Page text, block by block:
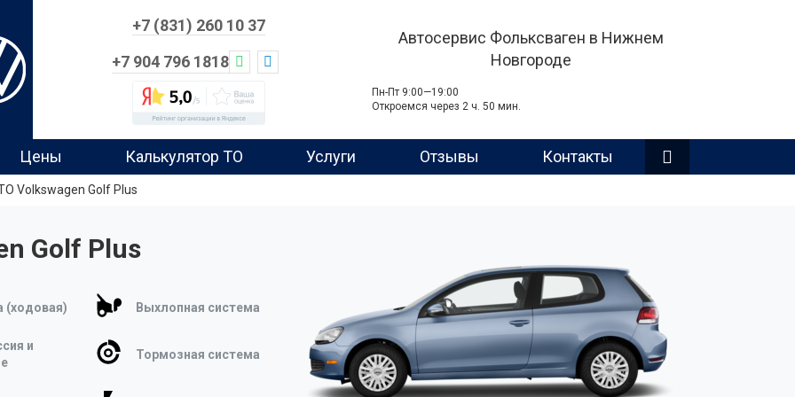
+7 (831) 260 10 37
+7 904 796 1818
Автосервис Фольксваген в Нижнем
Новгороде
Пн-Пт 9:00—19:00
Откроемся через 2 ч. 50 мин.
Цены Калькулятор ТО Услуги Отзывы Контакты
Volkswagen Golf Plus
Golf Plus
(ходовая) Выхлопная система
и
Тормозная система